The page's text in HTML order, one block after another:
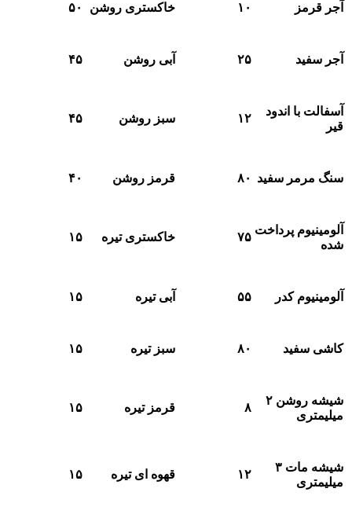
خاکستری روشن ۵۰
آبی روشن
با اندود
۱۲ سبز روشن ۴۵
سفید ۸۰ قرمز روشن ۴۰
پرداخت
۷۵ خاکستری تیره ۱۵
کدر ۵۵
۸۰ سبز تیره
شیشه روشن ۲
۸ قرمز تیره
شیشه مات ۳
۱۲ قهوه ای تیره ۱۵